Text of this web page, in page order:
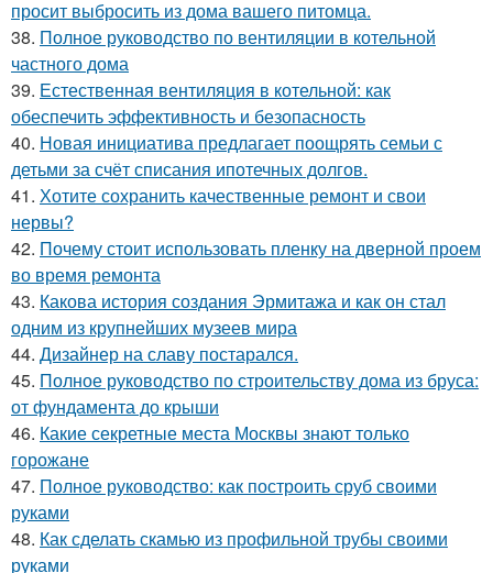
просит выбросить из дома вашего питомца.
38. Полное руководство по вентиляции в котельной
частного дома
39. Естественная вентиляция в котельной: как
обеспечить эффективность и безопасность
40. Новая инициатива предлагает поощрять семьи с
детьми за счёт списания ипотечных долгов.
41. Хотите сохранить качественные ремонт и свои
нервы?
42. Почему стоит использовать пленку на дверной проем
во время ремонта
43. Какова история создания Эрмитажа и как он стал
одним из крупнейших музеев мира
44. Дизайнер на славу постарался.
45. Полное руководство по строительству дома из бруса:
от фундамента до крыши
46. Какие секретные места Москвы знают только
горожане
47. Полное руководство: как построить сруб своими
руками
48. Как сделать скамью из профильной трубы своими
руками